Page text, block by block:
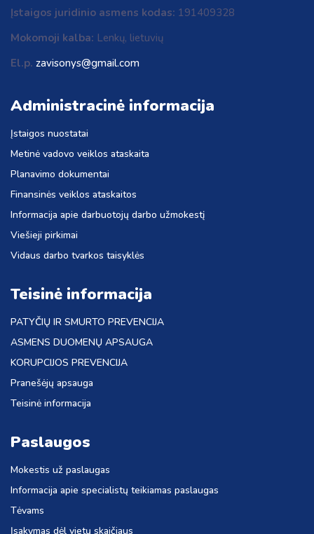
Įstaigos juridinio asmens kodas: 191409328
Mokomoji kalba: Lenkų, lietuvių
El.p. zavisonys@gmail.com
Administracinė informacija
Įstaigos nuostatai
Metinė vadovo veiklos ataskaita
Planavimo dokumentai
Finansinės veiklos ataskaitos
Informacija apie darbuotojų darbo užmokestį
Viešieji pirkimai
Vidaus darbo tvarkos taisyklės
Teisinė informacija
PATYČIŲ IR SMURTO PREVENCIJA
ASMENS DUOMENŲ APSAUGA
KORUPCIJOS PREVENCIJA
Pranešėjų apsauga
Teisinė informacija
Paslaugos
Mokestis už paslaugas
Informacija apie specialistų teikiamas paslaugas
Tėvams
Įsakymas dėl vietų skaičiaus